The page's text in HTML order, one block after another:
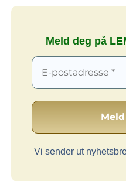
Meld deg på
Vi sender ut